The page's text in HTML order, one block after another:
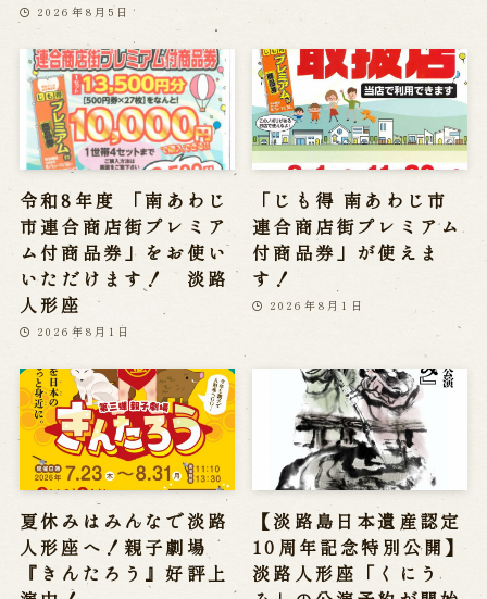
2026年8月5日
令和8年度 「南あわじ
市連合商店街プレミア
ム付商品券」をお使い
いただけます！ 淡路
人形座
2026年8月1日
「じも得 南あわじ市
連合商店街プレミアム
付商品券」が使えま
す！
2026年8月1日
夏休みはみんなで淡路
人形座へ！親子劇場
『きんたろう』好評上
【淡路島日本遺産認定
10周年記念特別公開】
淡路人形座「くにう